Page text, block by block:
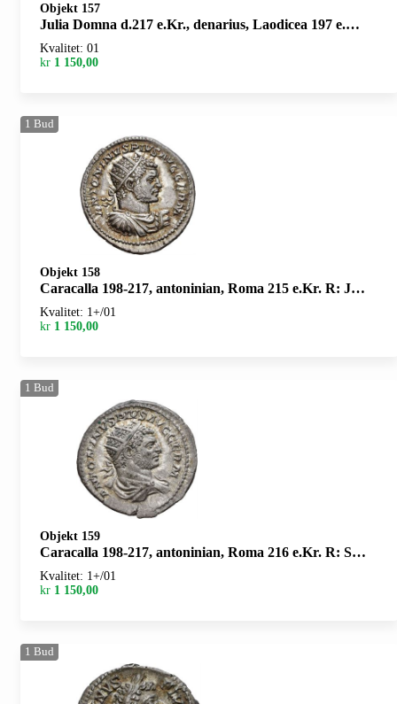
Objekt 157
Julia Domna d.217 e.Kr., denarius, Laodicea 197 e.Kr. R: Vesta stående mot venstre
Kvalitet: 01
kr 1 150,00
1 Bud
Objekt 158
Caracalla 198-217, antoninian, Roma 215 e.Kr. R: Jupiter stående mot høyre
Kvalitet: 1+/01
kr 1 150,00
1 Bud
Objekt 159
Caracalla 198-217, antoninian, Roma 216 e.Kr. R: Serapis stående mot venstre. Revers svakt preget/reverse weakly struck
Kvalitet: 1+/01
kr 1 150,00
1 Bud